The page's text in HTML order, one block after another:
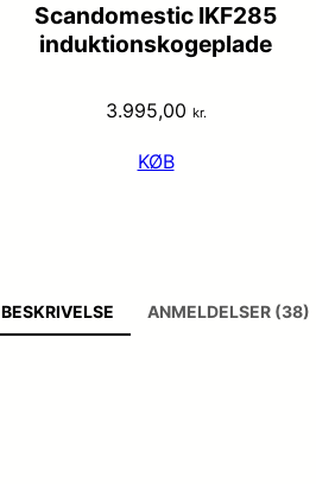
Scandomestic IKF285
induktionskogeplade
3.995,00 kr.
KØB
BESKRIVELSE ANMELDELSER (38)